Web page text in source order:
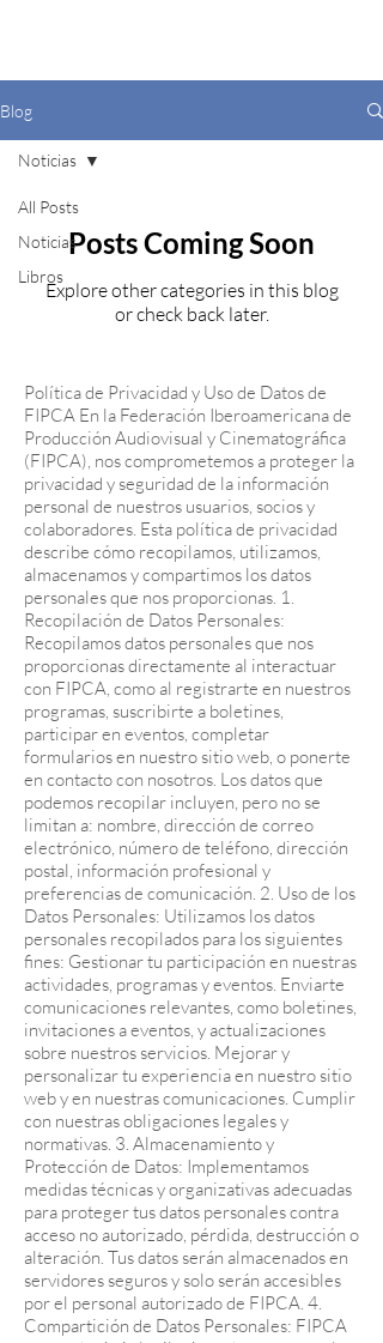
Blog
All Posts
Noticias
Libros
Noticias
Posts Coming Soon
Explore other categories in this blog
or check back later.
Política de Privacidad y Uso de Datos de
FIPCA En la Federación Iberoamericana de
Producción Audiovisual y Cinematográfica
(FIPCA), nos comprometemos a proteger la
privacidad y seguridad de la información
personal de nuestros usuarios, socios y
colaboradores. Esta política de privacidad
describe cómo recopilamos, utilizamos,
almacenamos y compartimos los datos
personales que nos proporcionas. 1.
Recopilación de Datos Personales:
Recopilamos datos personales que nos
proporcionas directamente al interactuar
con FIPCA, como al registrarte en nuestros
programas, suscribirte a boletines,
participar en eventos, completar
formularios en nuestro sitio web, o ponerte
en contacto con nosotros. Los datos que
podemos recopilar incluyen, pero no se
limitan a: nombre, dirección de correo
electrónico, número de teléfono, dirección
postal, información profesional y
preferencias de comunicación. 2. Uso de los
Datos Personales: Utilizamos los datos
personales recopilados para los siguientes
fines: Gestionar tu participación en nuestras
actividades, programas y eventos. Enviarte
comunicaciones relevantes, como boletines,
invitaciones a eventos, y actualizaciones
sobre nuestros servicios. Mejorar y
personalizar tu experiencia en nuestro sitio
web y en nuestras comunicaciones. Cumplir
con nuestras obligaciones legales y
normativas. 3. Almacenamiento y
Protección de Datos: Implementamos
medidas técnicas y organizativas adecuadas
para proteger tus datos personales contra
acceso no autorizado, pérdida, destrucción o
alteración. Tus datos serán almacenados en
servidores seguros y solo serán accesibles
por el personal autorizado de FIPCA. 4.
Compartición de Datos Personales: FIPCA